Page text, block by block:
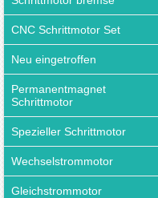
CNC Schrittmotor Set
Neu eingetroffen
Permanentmagnet
Schrittmotor
Spezieller Schrittmotor
Wechselstrommotor
Gleichstrommotor